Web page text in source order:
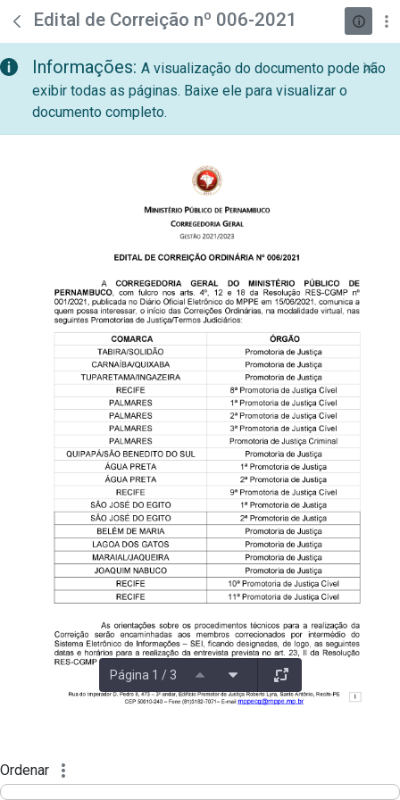
Pular para o Conteúdo principal
teste descricao
Edital de Correição nº 006-2021
Informações: A visualização do documento pode não
exibir todas as páginas. Baixe ele para visualizar o
documento completo.
Página 1 / 3
Ordenar